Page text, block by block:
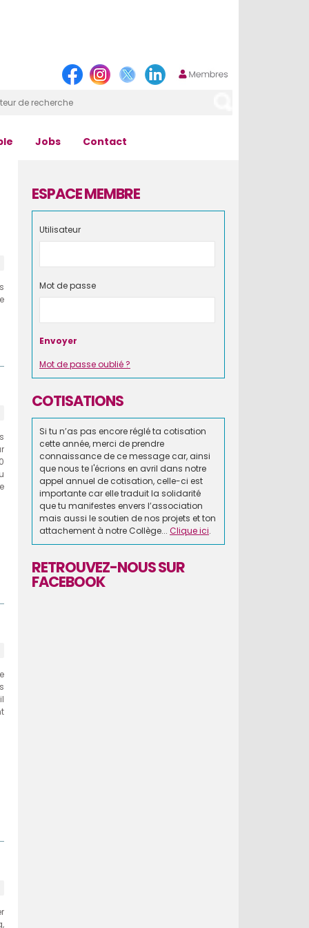
Jobs Contact
ESPACE MEMBRE
Utilisateur
Mot de passe
Mot de passe oublié ?
COTISATIONS
Si tu n’as pas encore réglé ta cotisation
cette année, merci de prendre
connaissance de ce message car, ainsi
que nous te l'écrions en avril dans notre
appel annuel de cotisation, celle-ci est
importante car elle traduit la solidarité
que tu manifestes envers l’association
mais aussi le soutien de nos projets et ton
attachement à notre Collège... Clique ici.
RETROUVEZ-NOUS SUR
FACEBOOK